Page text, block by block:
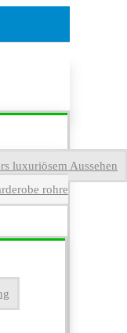
luxuriösem Aussehen
rohre